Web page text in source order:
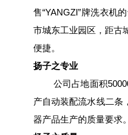
售“YANGZI”牌洗衣机
市城东工业园区，距古
便捷。
扬子之专业
公司占地面积50000
产自动装配流水线二条
器产品生产的质量要求